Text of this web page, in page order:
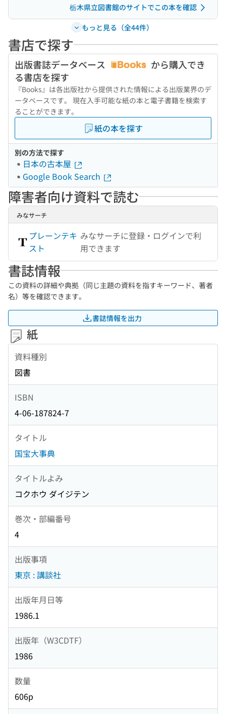
栃木県立図書館のサイトでこの本を確認
もっと見る（全44件）
書店で探す
出版書誌データベース
から購入でき
る書店を探す
『Books』は各出版社から提供された情報による出版業界のデ
ータベースです。 現在入手可能な紙の本と電子書籍を検索す
ることができます。
紙の本を探す
別の方法で探す
日本の古本屋
Google Book Search
障害者向け資料で読む
みなサーチ
プレーンテキ
スト
みなサーチに登録・ログインで利
用できます
書誌情報
この資料の詳細や典拠（同じ主題の資料を指すキーワード、著者
名）等を確認できます。
書誌情報を出力
紙
資料種別
図書
ISBN
4-06-187824-7
タイトル
国宝大事典
タイトルよみ
コクホウ ダイジテン
巻次・部編番号
4
出版事項
東京 : 講談社
出版年月日等
1986.1
出版年（W3CDTF）
1986
数量
606p